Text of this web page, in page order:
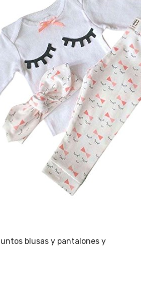
blusas y pantalones y